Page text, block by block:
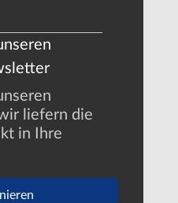
liefern die
in Ihre